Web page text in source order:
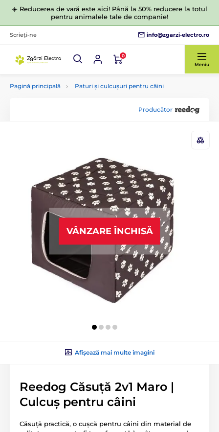
☀️ Reducerea de vară este aici! Până la 50% reducere la totul
pentru animalele tale de companie!
Scrieți-ne info@zgarzi-electro.ro
0
Meniu
Pagină principală Paturi și culcușuri pentru câini
Producător
VÂNZARE ÎNCHISĂ
Afișează mai multe imagini
Reedog Căsuță 2v1 Maro |
Culcuș pentru câini
Căsuță practică, o cușcă pentru câini din material de